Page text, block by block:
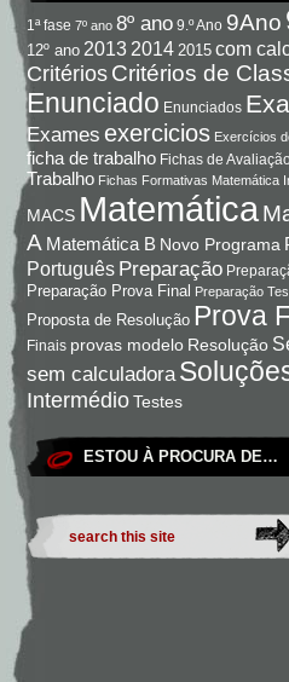
1ª fase 7º ano 8º ano 9.º Ano 9Ano
12º ano 2013 2014 2015 com
Critérios Critérios de
Enunciado Enunciados
Exames exercicios Exercícios
ficha de trabalho Fichas de Avaliação
Trabalho Fichas Formativas Matemática
MACS Matemática
A Matemática B Novo Programa
Português Preparação
Preparação Prova Final Preparação
Proposta de Resolução Prova
Finais provas modelo Resolução
sem calculadora
IntermédioTestes
ESTOU À PROCURA DE…